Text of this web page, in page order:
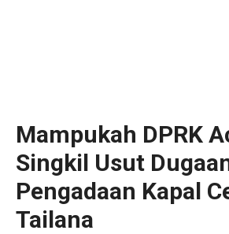
Mampukah DPRK
Singkil Usut
Pengadaan Kapal
Tailana